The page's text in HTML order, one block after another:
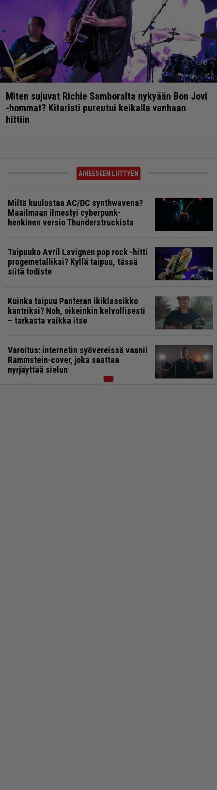
Miten sujuvat Richie Samboralta nykyään Bon Jovi
-hommat? Kitaristi pureutui keikalla vanhaan
hittiin
AIHEESEEN LIITTYEN
Miltä kuulostaa AC/DC synthwavena?
Maailmaan ilmestyi cyberpunk-
henkinen versio Thunderstruckista
Taipuuko Avril Lavignen pop rock -hitti
progemetalliksi? Kyllä taipuu, tässä
siitä todiste
Kuinka taipuu Panteran ikiklassikko
kantriksi? Noh, oikeinkin kelvollisesti
– tarkasta vaikka itse
Varoitus: internetin syövereissä vaanii
Rammstein-cover, joka saattaa
nyrjäyttää sielun